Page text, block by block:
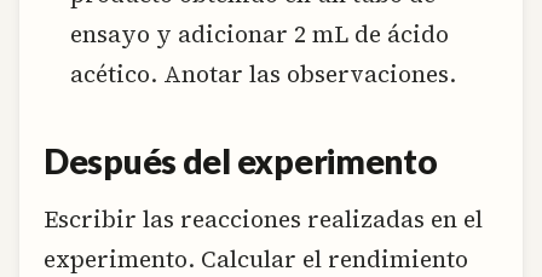
ensayo y adicionar 2 mL de ácido
acético. Anotar las observaciones.
Después del experimento
Escribir las reacciones realizadas en el
experimento. Calcular el rendimiento